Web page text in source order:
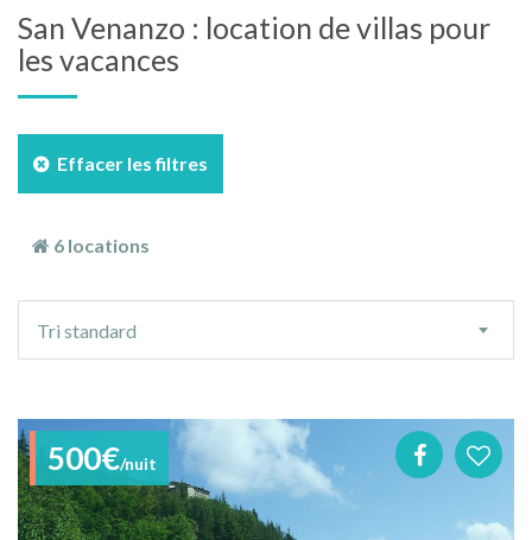
San Venanzo : location de villas pour
les vacances
Effacer les filtres
6 locations
tri
Tri standard
500€/nuit